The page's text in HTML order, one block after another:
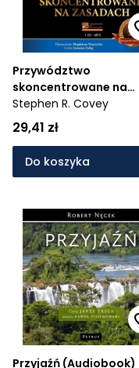
Przywództwo
skoncentrowane na
zasadach (Audiobook)
Stephen R. Covey
29,41 zł
Do koszyka
Przyjaźń (Audiobook)